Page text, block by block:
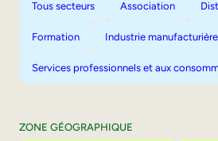
Tous secteurs Association
Formation Industrie manufacturière
Services professionnels et aux
ZONE GÉOGRAPHIQUE